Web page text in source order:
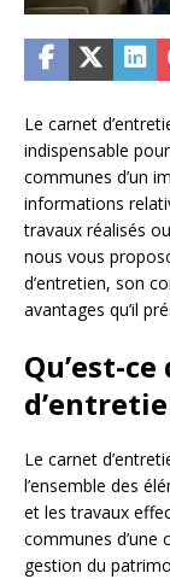
Le carnet
indispensable
communes d’un
informations
travaux réalisés
nous vous
d’entretien, son
avantages qu’il
Qu’est-
Le carnet
l’ensemble des
et les travaux
communes
gestion du